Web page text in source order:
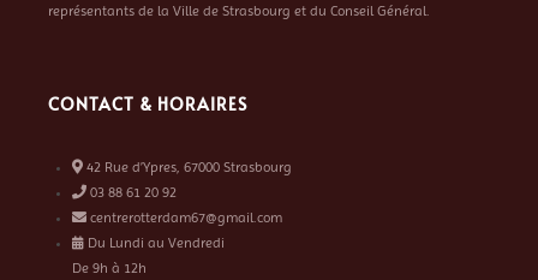
représentants de la Ville de Strasbourg et du Conseil Général.
CONTACT & HORAIRES
42 Rue d’Ypres, 67000 Strasbourg
03 88 61 20 92
centrerotterdam67@gmail.com
Du Lundi au Vendredi
De 9h à 12h